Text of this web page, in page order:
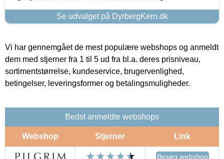
Se udvalget på DyrbergKern.dk
Vi har gennemgået de mest populære webshops og anmeldt
dem med stjerner fra 1 til 5 ud fra bl.a. deres prisniveau,
sortimentstørrelse, kundeservice, brugervenlighed,
betingelser, leveringsformer og betalingsmuligheder.
Bedst anmeldte webshops
Webshop Stjerner Link
Besøg webshop